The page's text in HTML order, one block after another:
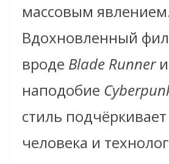
массовым
Вдохновленный
вроде Blade Runnerи
наподобие
стиль подчёркивает
человека и